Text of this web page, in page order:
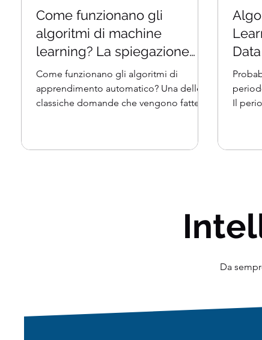
Come funzionano gli
algoritmi di machine
learning? La spiegazione
Completa
Come funzionano gli algoritmi di
apprendimento automatico? Una delle
classiche domande che vengono fatte ai
Il
Da